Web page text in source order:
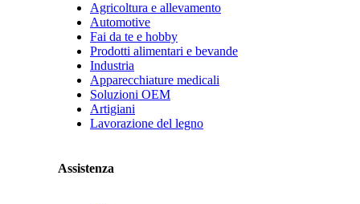
Agricoltura e allevamento
Automotive
Fai da te e hobby
Prodotti alimentari e bevande
Industria
Apparecchiature medicali
Soluzioni OEM
Artigiani
Lavorazione del legno
Assistenza